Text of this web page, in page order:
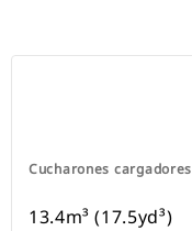
Cucharones cargadores
13.4m³ (17.5yd³)